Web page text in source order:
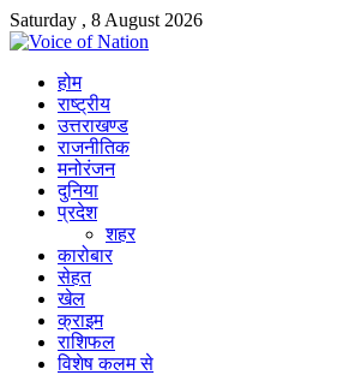
Saturday , 8 August 2026
होम
राष्ट्रीय
उत्तराखण्ड
राजनीतिक
मनोरंजन
दुनिया
प्रदेश
शहर
कारोबार
सेहत
खेल
क्राइम
राशिफल
विशेष कलम से